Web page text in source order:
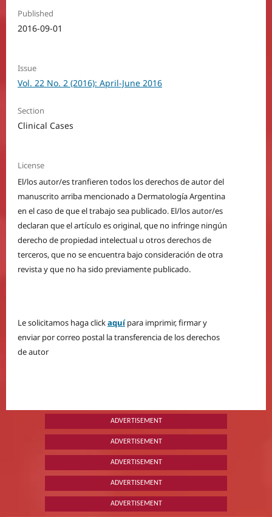
Published
2016-09-01
Issue
Vol. 22 No. 2 (2016): April-June 2016
Section
Clinical Cases
License
El/los autor/es tranfieren todos los derechos de autor del
manuscrito arriba mencionado a Dermatología Argentina
en el caso de que el trabajo sea publicado. El/los autor/es
declaran que el artículo es original, que no infringe ningún
derecho de propiedad intelectual u otros derechos de
terceros, que no se encuentra bajo consideración de otra
revista y que no ha sido previamente publicado.
Le solicitamos haga clickaquí para imprimir, firmar y
enviar por correo postal la transferencia de los derechos
de autor
ADVERTISEMENT
ADVERTISEMENT
ADVERTISEMENT
ADVERTISEMENT
ADVERTISEMENT